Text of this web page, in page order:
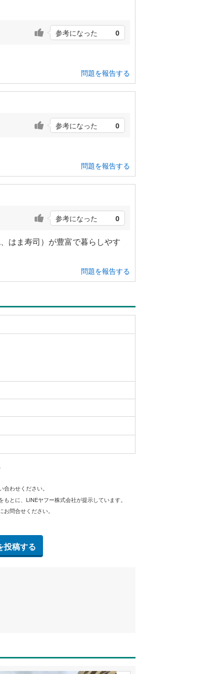
参考になった 0
問題を報告する
参考になった 0
問題を報告する
参考になった 0
はま寿司）が豊富で暮らしやす
問題を報告する
わせください。
もとに、LINEヤフー株式会社が提示しています。
問合せください。
投稿する